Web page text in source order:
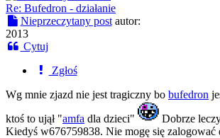
Re: Bufedron - działanie
Nieprzeczytany post autor:
2013
Cytuj
Zgłoś
Wg mnie zjazd nie jest tragiczny bo bufedron
ktoś to ujął "amfa dla dzieci"
Dobrze
Kiedyś w676759838. Nie mogę się zalogować